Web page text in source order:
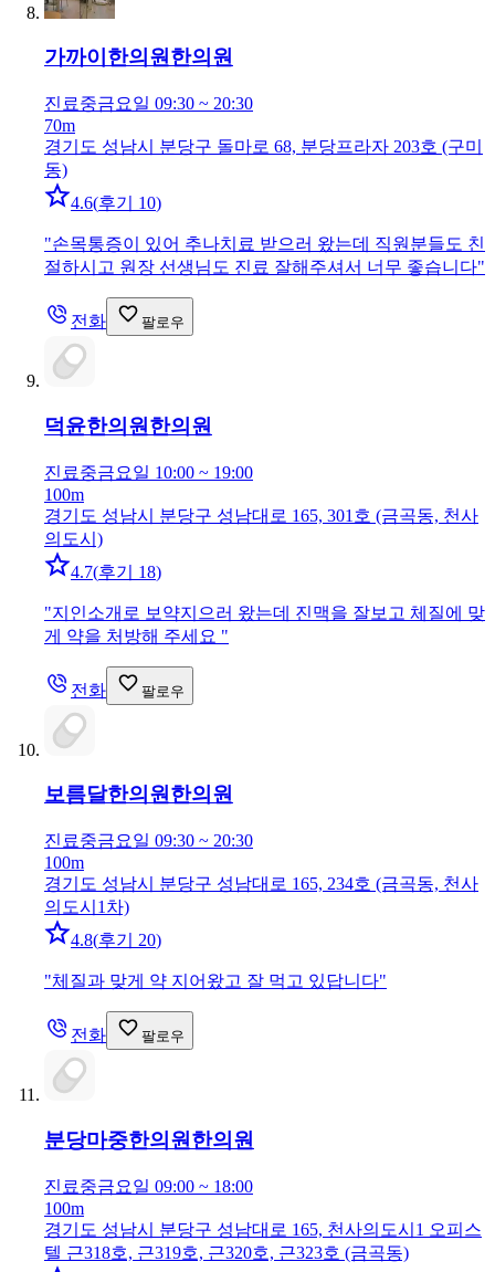
가까이한의원한의원
진료중금요일 09:30 ~ 20:30
70m
경기도 성남시 분당구 돌마로 68, 분당프라자 203호 (구미
동)
4.6(후기 10)
"손목통증이 있어 추나치료 받으러 왔는데 직원분들도 친
절하시고 원장 선생님도 진료 잘해주셔서 너무 좋습니다"
전화 팔로우
덕윤한의원 한의원
진료중금요일 10:00 ~ 19:00
100m
경기도 성남시 분당구 성남대로 165, 301호 (금곡동, 천사
의도시)
4.7(후기 18)
"지인소개로 보약지으러 왔는데 진맥을 잘보고 체질에 맞
게 약을 처방해 주세요 "
전화 팔로우
보름달한의원한의원
진료중금요일 09:30 ~ 20:30
100m
경기도 성남시 분당구 성남대로 165, 234호 (금곡동, 천사
의도시1차)
4.8(후기 20)
"체질과 맞게 약 지어왔고 잘 먹고 있답니다"
전화 팔로우
분당마중한의원 한의원
진료중금요일 09:00 ~ 18:00
100m
경기도 성남시 분당구 성남대로 165, 천사의도시1 오피스
텔 근318호, 근319호, 근320호, 근323호 (금곡동)